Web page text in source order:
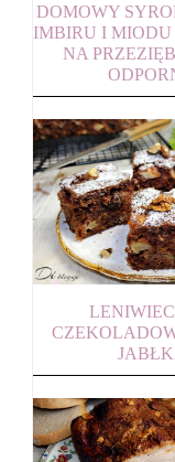
DOMOWY
IMBIRU I
NA